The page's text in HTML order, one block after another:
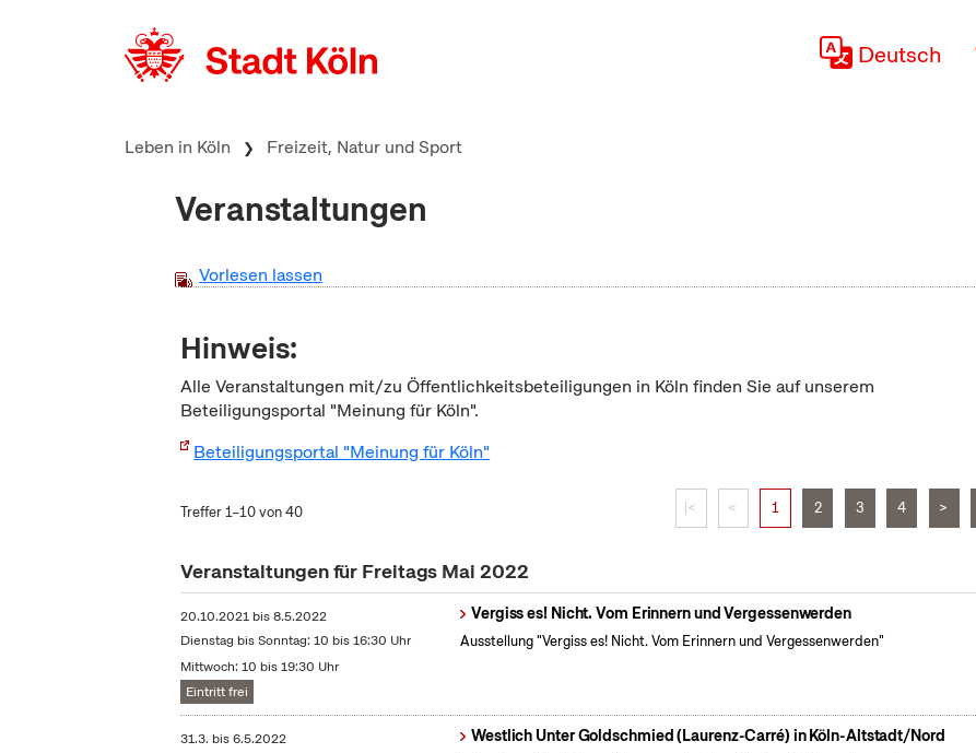
Deutsch
Leben in Köln Freizeit, Natur und Sport
Veranstaltungen
Vorlesen lassen
Hinweis:
Alle Veranstaltungen mit/zu Öffentlichkeitsbeteiligungen in Köln finden Sie auf unserem
Beteiligungsportal "Meinung für Köln".
Beteiligungsportal "Meinung für Köln"
Treffer 1–10 von 40 |< < 1 2 3 4 >
Veranstaltungen für Freitags Mai 2022
20.10.2021 bis8.5.2022
Dienstag bis Sonntag: 10 bis 16:30 Uhr
Mittwoch: 10 bis 19:30 Uhr
Eintritt frei
Vergiss es! Nicht. Vom Erinnern und Vergessenwerden
Ausstellung "Vergiss es! Nicht. Vom Erinnern und Vergessenwerden"
31.3. bis6.5.2022 Westlich Unter Goldschmied (Laurenz-Carré) in Köln-Altstadt/Nord